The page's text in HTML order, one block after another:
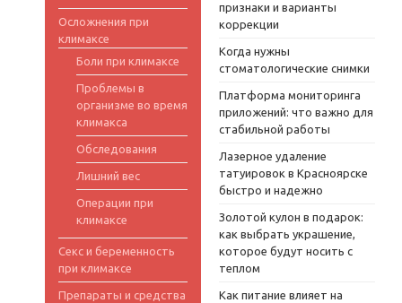
Осложнения при
климаксе
Боли при климаксе
Проблемы в
организме во время
климакса
Обследования
Лишний вес
Операции при
климаксе
Секс и беременность
при климаксе
Препараты и средства
признаки и варианты
коррекции
Когда нужны
стоматологические снимки
Платформа мониторинга
приложений: что важно для
стабильной работы
Лазерное удаление
татуировок в Красноярске
быстро и надежно
Золотой кулон в подарок:
как выбрать украшение,
которое будут носить с
теплом
Как питание влияет на